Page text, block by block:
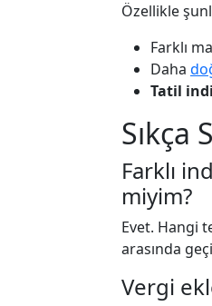
Özellikle
Farklı
Daha
Tatil
Sıkça
Farklı
miyim?
Evet. Hangi
arasında
Vergi